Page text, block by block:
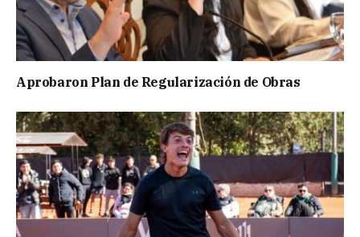
Aprobaron Plan de Regularización de Obras